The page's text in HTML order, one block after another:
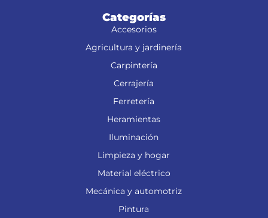
Categorías
Accesorios
Agricultura y jardinería
Carpintería
Cerrajería
Ferretería
Heramientas
Iluminación
Limpieza y hogar
Material eléctrico
Mecánica y automotriz
Pintura